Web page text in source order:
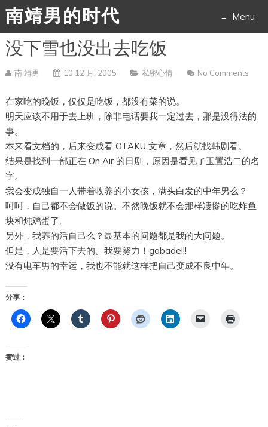
南靖男的时代 Menu
to
没下雪也没出去吃饭
南 靖男 10 12 月, 2005 私密心情 No Comments
在家吃的晚饭，仅仅是吃饭，都没有菜的说。
明天应该不用于去上班，除非电话要我一定过去，那是没得法的
事。
本来看文档的，后来变成看 OTAKU 文章，然后就找韩剧看。
结果是找到一部正在 On Air 的日剧，原因是看见了玉置浩二的名
字。
我会变成独自一人带着收养的小女孩，满头白发的中年男么？
呵呵，自己都不会做饭的说。不然晚饭就不会那样凄惨的吃炸鱼
块和炖鸡蛋了。
另外，我养的活自己么？最基本的问题都是我的大问题。
但是，人是要活下去的。我要努力！gabade!!!
没有电车男的幸运，我也不能就这样把自己变成不良中年。
分享：
赞过：